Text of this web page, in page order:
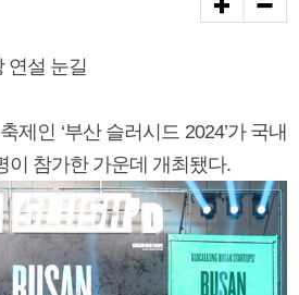
연설 눈길
제인 ‘부산 슬러시드 2024’가 국내
이 참가한 가운데 개최됐다.